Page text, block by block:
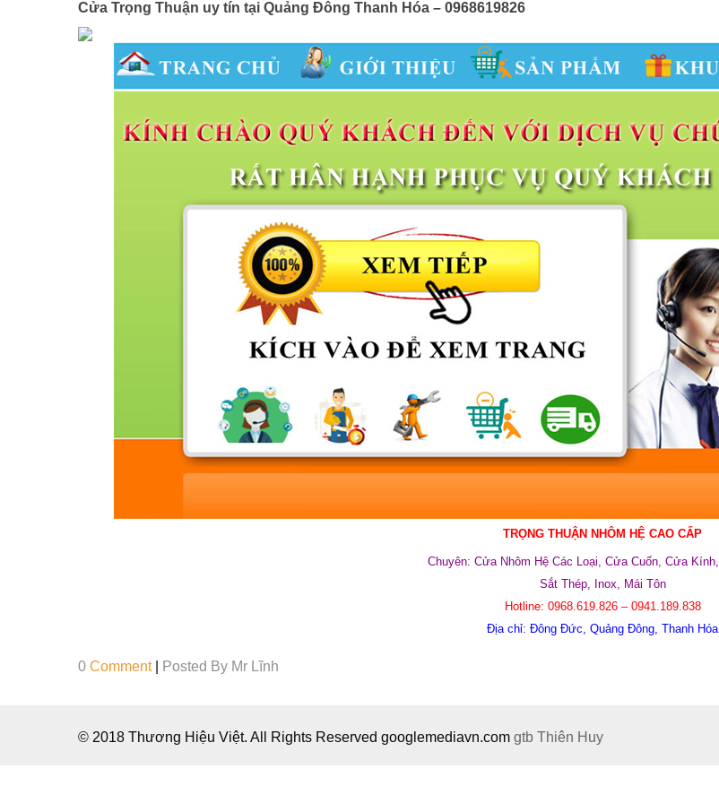
Cửa Trọng Thuận uy tín tại Quảng Đông Thanh Hóa – 0968619826
TRỌNG THUẬN NHÔM HỆ CAO CẤP
Chuyên: Cửa Nhôm Hệ Các Loại, Cửa Cuốn, Cửa Kính,
Sắt Thép, Inox, Mái Tôn
Hotline: 0968.619.826 – 0941.189.838
Địa chỉ: Đông Đức, Quảng Đông, Thanh Hóa
0 Comment Posted By Mr Lĩnh
© 2018 Thương Hiệu Việt. All Rights Reserved googlemediavn.com gtb Thiên Huy